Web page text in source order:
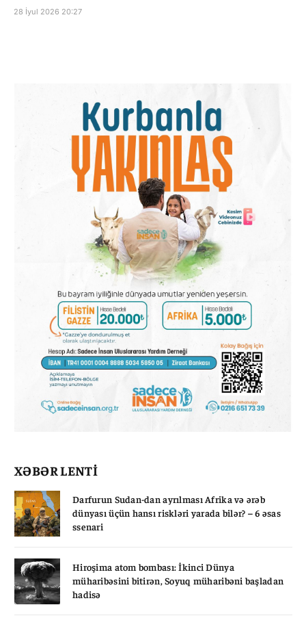
28 İyul 2026 20:27
XƏBƏR LENTİ
Darfurun Sudan-dan ayrılması Afrika və ərəb
dünyası üçün hansı riskləri yarada bilər? – 6 əsas
ssenari
Hiroşima atom bombası: İkinci Dünya
müharibəsini bitirən, Soyuq müharibəni başladan
hadisə